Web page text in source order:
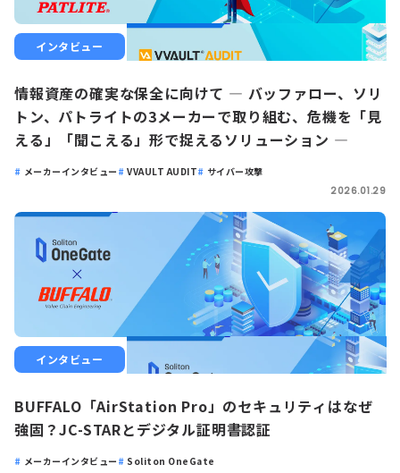
インタビュー
情報資産の確実な保全に向けて ― バッファロー、ソリ
トン、パトライトの3メーカーで取り組む、危機を「見
える」「聞こえる」形で捉えるソリューション ―
メーカーインタビュー VVAULT AUDIT
サイバー攻撃
2026.01.29
インタビュー
BUFFALO「AirStation Pro」のセキュリティはなぜ
強固？JC-STARとデジタル証明書認証
メーカーインタビュー
Soliton OneGate